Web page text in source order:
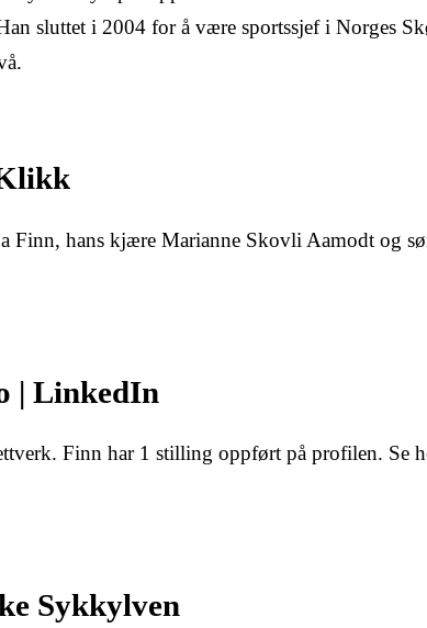
sluttet i 2004 for å være sportssjef i Norges
hans kjære Marianne Skovli Aamodt og
| LinkedIn
Finn har 1 stilling oppført på profilen. Se
Sykkylven